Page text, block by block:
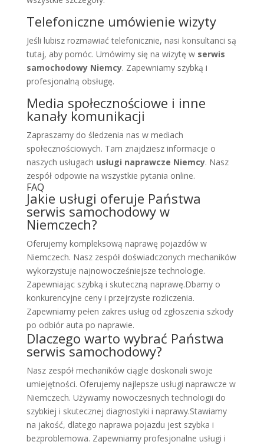
Telefoniczne umówienie wizyty
Jeśli lubisz rozmawiać telefonicznie, nasi konsultanci są
tutaj, aby pomóc. Umówimy się na wizytę w serwis
samochodowy Niemcy. Zapewniamy szybką i
profesjonalną obsługę.
Media społecznościowe i inne
kanały komunikacji
Zapraszamy do śledzenia nas w mediach
społecznościowych. Tam znajdziesz informacje o
naszych usługach usługi naprawcze Niemcy. Nasz
zespół odpowie na wszystkie pytania online.
FAQ
Jakie usługi oferuje Państwa
serwis samochodowy w
Niemczech?
Oferujemy kompleksową naprawę pojazdów w
Niemczech. Nasz zespół doświadczonych mechaników
wykorzystuje najnowocześniejsze technologie.
Zapewniając szybką i skuteczną naprawę.Dbamy o
konkurencyjne ceny i przejrzyste rozliczenia.
Zapewniamy pełen zakres usług od zgłoszenia szkody
po odbiór auta po naprawie.
Dlaczego warto wybrać Państwa
serwis samochodowy?
Nasz zespół mechaników ciągle doskonali swoje
umiejętności. Oferujemy najlepsze usługi naprawcze w
Niemczech. Używamy nowoczesnych technologii do
szybkiej i skutecznej diagnostyki i naprawy.Stawiamy
na jakość, dlatego naprawa pojazdu jest szybka i
bezproblemowa. Zapewniamy profesjonalne usługi i